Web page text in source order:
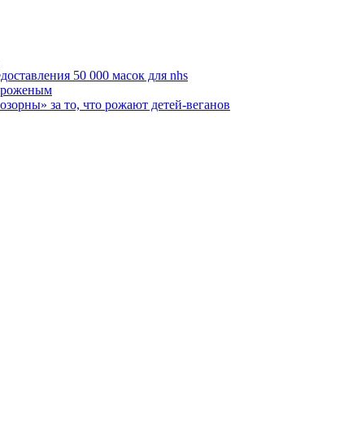
50 000 масок для nhs
за то, что рожают детей-веганов